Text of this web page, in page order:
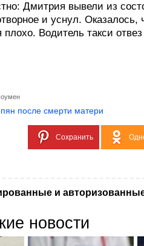
Дмитрия вывели из
и уснул.
плохо. Водитель такси
после смерти матери
Сохранить
и
новости